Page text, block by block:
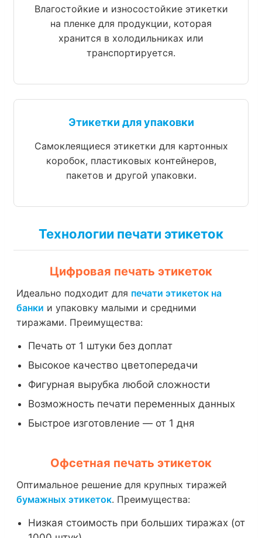
Влагостойкие и износостойкие этикетки
на пленке для продукции, которая
хранится в холодильниках или
транспортируется.
Этикетки для упаковки
Самоклеящиеся этикетки для картонных
коробок, пластиковых контейнеров,
пакетов и другой упаковки.
Технологии печати этикеток
Цифровая печать этикеток
Идеально подходит для печати этикеток на
банки и упаковку малыми и средними
тиражами. Преимущества:
Печать от 1 штуки без доплат
Высокое качество цветопередачи
Фигурная вырубка любой сложности
Возможность печати переменных данных
Быстрое изготовление — от 1 дня
Офсетная печать этикеток
Оптимальное решение для крупных тиражей
бумажных этикеток. Преимущества:
Низкая стоимость при больших тиражах (от